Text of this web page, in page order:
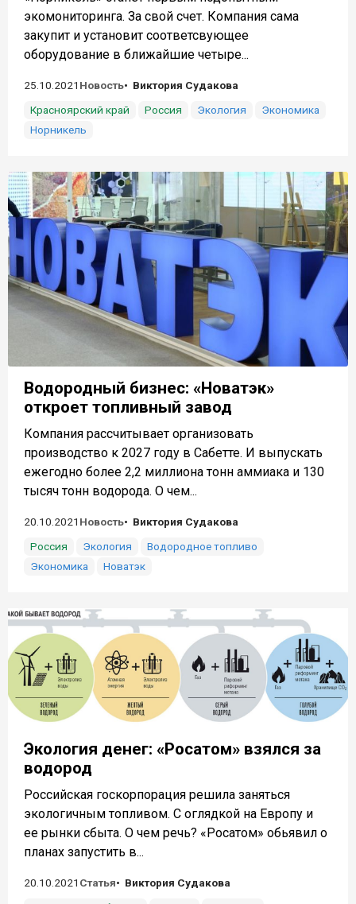
экомониторинга. За свой счет. Компания сама
закупит и установит соответсвующее
оборудование в ближайшие четыре...
25.10.2021 Новость
Виктория Судакова
Красноярский край
Россия Экология
Экономика
Норникель
Водородный бизнес: «Новатэк»
откроет топливный завод
Компания рассчитывает организовать
производство к 2027 году в Сабетте. И выпускать
ежегодно более 2,2 миллиона тонн аммиака и 130
тысяч тонн водорода. О чем...
20.10.2021 Новость
Виктория Судакова
Россия
Экология
Водородное топливо
Экономика
Новатэк
Экология денег: «Росатом» взялся за
водород
Российская госкорпорация решила заняться
экологичным топливом. С оглядкой на Европу и
ее рынки сбыта. О чем речь? «Росатом» обьявил о
планах запустить в...
20.10.2021 Статья
Виктория Судакова